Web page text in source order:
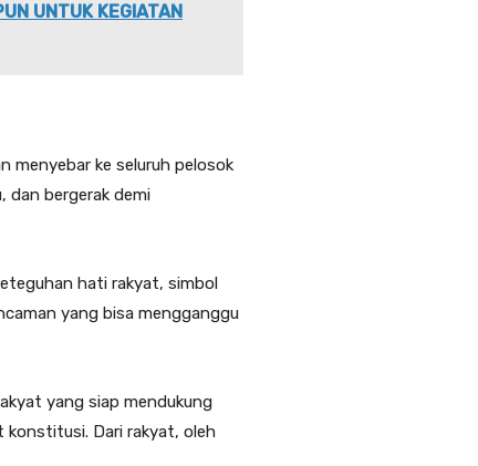
UNTUK KEGIATAN
menyebar ke seluruh pelosok
dan bergerak demi
hati rakyat, simbol
yang bisa mengganggu
yang siap mendukung
konstitusi. Dari rakyat, oleh